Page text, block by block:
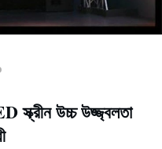
উচ্চ উজ্জ্বলতা